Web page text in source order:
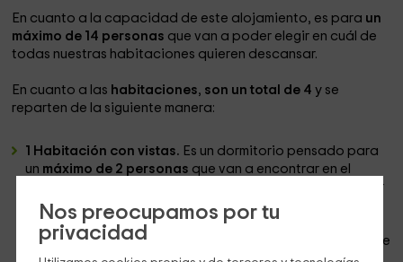
Nos preocupamos por tu
privacidad
En cuanto a la capacidad de este alojamiento, es para un
máximo de 14 personas que van a poder elegir en cuál de
todas nuestras habitaciones quieren descansar.
En cuanto a las habitaciones, son un total de 4 y se
reparten de la siguiente manera:
1 Habitación con vistas. Es un dormitorio pensado para
un máximo de 2 personas que van a encontrar en el
interior un frontal en color verde en el que tenemos un par
de lámparas que se integran en la pared. Tenemos una
amplia cama de matrimonio con sábanas y mantas de
sobra para que podáis descansar, así como
de
plasma. Además, en este espacio encontramos un